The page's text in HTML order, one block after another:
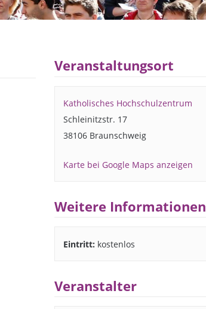
Veranstaltungsort
Katholisches Hochschulzentrum
Schleinitzstr. 17
38106 Braunschweig
Karte bei Google Maps anzeigen
Weitere Informationen
Eintritt: kostenlos
Veranstalter